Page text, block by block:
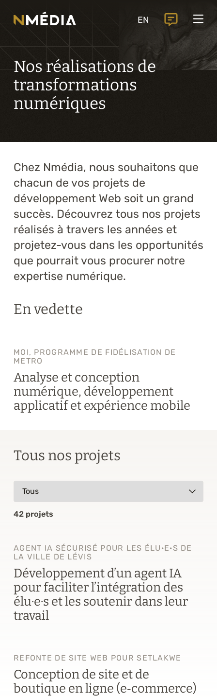
EN
Services
Services principaux
Analyse et conception numérique
Commercialisation numérique
Développement sur mesure
Intelligence artificielle
Services complémentaires
Formations
À propos
Blogue
Nos réalisations de
transformations
numériques
Chez Nmédia, nous souhaitons que
chacun de vos projets de
développement Web soit un grand
succès. Découvrez tous nos projets
réalisés à travers les années et
projetez-vous dans les opportunités
que pourrait vous procurer notre
expertise numérique.
En vedette
MOI, PROGRAMME DE FIDÉLISATION DE
METRO
Analyse et conception
numérique, développement
applicatif et expérience mobile
Tous nos projets
42 projets
AGENT IA SÉCURISÉ POUR LES ÉLU·E·S DE
LA VILLE DE LÉVIS
Développement d’un agent IA
pour faciliter l’intégration des
élu·e·s et les soutenir dans leur
travail
REFONTE DE SITE WEB POUR SETLAKWE
Conception de site et de
boutique en ligne (e‑commerce)